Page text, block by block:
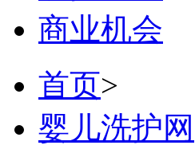
商业机会
首页>
婴儿洗护网